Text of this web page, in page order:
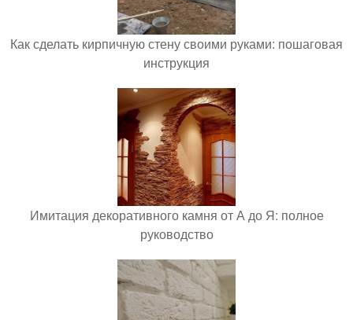
Как сделать кирпичную стену своими руками: пошаговая
инструкция
Имитация декоративного камня от А до Я: полное
руководство